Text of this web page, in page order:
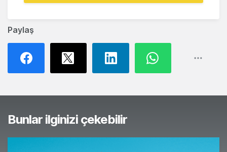
Paylaş
Bunlar ilginizi çekebilir